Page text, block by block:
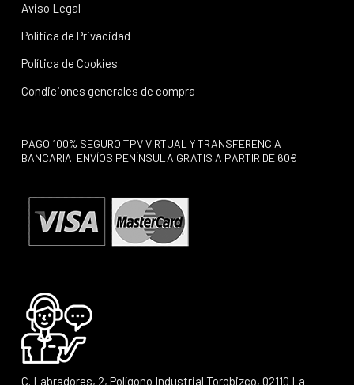
Aviso Legal
Política de Privacidad
Política de Cookies
Condiciones generales de compra
PAGO 100% SEGURO TPV VIRTUAL Y TRANSFERENCIA
BANCARIA. ENVÍOS PENÍNSULA GRATIS A PARTIR DE 60€
C. Labradores, 2, Polígono Industrial Torobizco, 02110 La